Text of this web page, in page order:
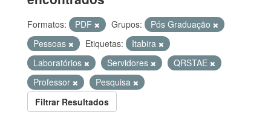
Formatos: PDF Grupos:
Pós Graduação
Pessoas
Etiquetas:
Itabira
Laboratórios
Servidores
QRSTAE
Professor
Pesquisa
Filtrar Resultados